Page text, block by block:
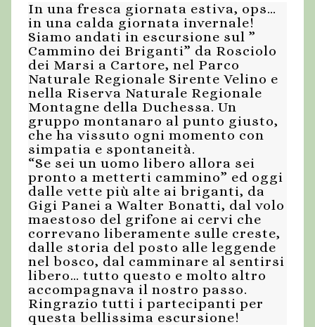
In una fresca giornata estiva, ops…
in una calda giornata invernale!
Siamo andati in escursione sul ”
Cammino dei Briganti” da Rosciolo
dei Marsi a Cartore, nel Parco
Naturale Regionale Sirente Velino e
nella Riserva Naturale Regionale
Montagne della Duchessa. Un
gruppo montanaro al punto giusto,
che ha vissuto ogni momento con
simpatia e spontaneità.
“Se sei un uomo libero allora sei
pronto a metterti cammino” ed oggi
dalle vette più alte ai briganti, da
Gigi Panei a Walter Bonatti, dal volo
maestoso del grifone ai cervi che
correvano liberamente sulle creste,
dalle storia del posto alle leggende
nel bosco, dal camminare al sentirsi
libero… tutto questo e molto altro
accompagnava il nostro passo.
Ringrazio tutti i partecipanti per
questa bellissima escursione!